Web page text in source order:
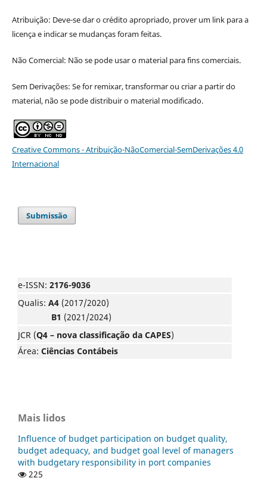
Atribuição: Deve-se dar o crédito apropriado, prover um link para a
licença e indicar se mudanças foram feitas.
Não Comercial: Não se pode usar o material para fins comerciais.
Sem Derivações: Se for remixar, transformar ou criar a partir do
material, não se pode distribuir o material modificado.
Creative Commons - Atribuição-NãoComercial-SemDerivações 4.0
Internacional
Submissão
e-ISSN: 2176-9036
Qualis: A4 (2017/2020)
B1 (2021/2024)
JCR (Q4 – nova classificação da CAPES)
Área: Ciências Contábeis
Mais lidos
Influence of budget participation on budget quality,
budget adequacy, and budget goal level of managers
with budgetary responsibility in port companies
225